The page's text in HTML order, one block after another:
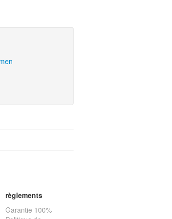
règlements
Garantie 100%